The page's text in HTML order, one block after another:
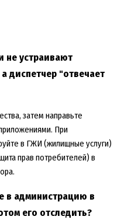
не устраивают
диспетчер "отвечает
затем направьте
При
в ГЖИ (жилищные услуги)
прав потребителей) в
в администрацию в
его отследить?